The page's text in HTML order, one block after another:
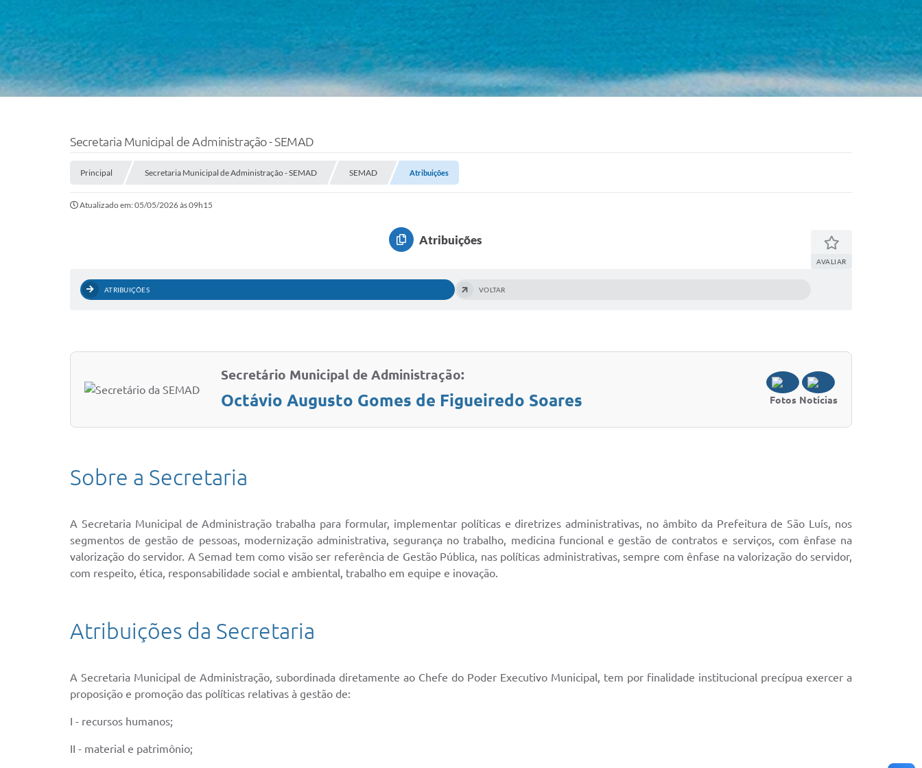
Secretaria Municipal de Administração - SEMAD
Principal Secretaria Municipal de Administração - SEMAD SEMAD Atribuições
Atualizado em: 05/05/2026 às 09h15
Atribuições
AVALIAR
ATRIBUIÇÕES VOLTAR
Secretário Municipal de Administração:
Octávio Augusto Gomes de Figueiredo Soares Fotos Notícias
Sobre a Secretaria
A Secretaria Municipal de Administração trabalha para formular, implementar políticas e diretrizes administrativas, no âmbito da Prefeitura de São Luís, nos
segmentos de gestão de pessoas, modernização administrativa, segurança no trabalho, medicina funcional e gestão de contratos e serviços, com ênfase na
valorização do servidor. A Semad tem como visão ser referência de Gestão Pública, nas políticas administrativas, sempre com ênfase na valorização do servidor,
com respeito, ética, responsabilidade social e ambiental, trabalho em equipe e inovação.
Atribuições da Secretaria
A Secretaria Municipal de Administração, subordinada diretamente ao Chefe do Poder Executivo Municipal, tem por finalidade institucional precípua exercer a
proposição e promoção das políticas relativas à gestão de:
I - recursos humanos;
II - material e patrimônio;